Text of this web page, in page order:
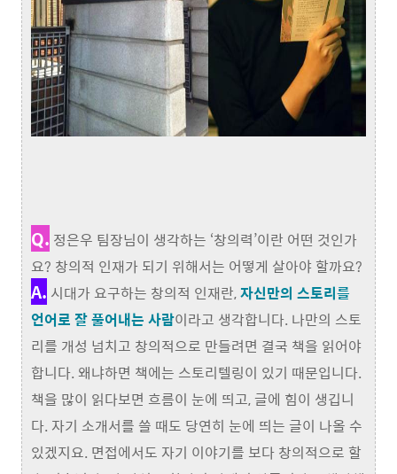
Q. 정은우 팀장님이 생각하는 ‘창의력’이란 어떤 것인가
요? 창의적 인재가 되기 위해서는 어떻게 살아야 할까요?
A. 시대가 요구하는 창의적 인재란,자신만의 스토리를
언어로 잘 풀어내는 사람이라고 생각합니다. 나만의 스토
리를 개성 넘치고 창의적으로 만들려면 결국 책을 읽어야
합니다. 왜냐하면 책에는 스토리텔링이 있기 때문입니다.
책을 많이 읽다보면 흐름이 눈에 띄고, 글에 힘이 생깁니
다. 자기 소개서를 쓸 때도 당연히 눈에 띄는 글이 나올 수
있겠지요. 면접에서도 자기 이야기를 보다 창의적으로 할